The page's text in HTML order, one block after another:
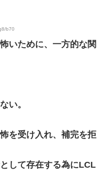
b70
いために、一方的な関
い。
を受け入れ、補完を拒
して存在する為にLCL